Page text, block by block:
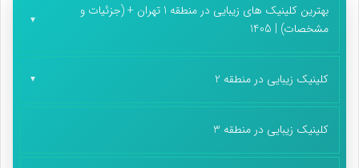
بهترین کلینیک های زیبایی در منطقه 1 تهران + (جزئیات و
مشخصات) | 1405
کلینیک زیبایی در منطقه 2
کلینیک زیبایی در منطقه 3